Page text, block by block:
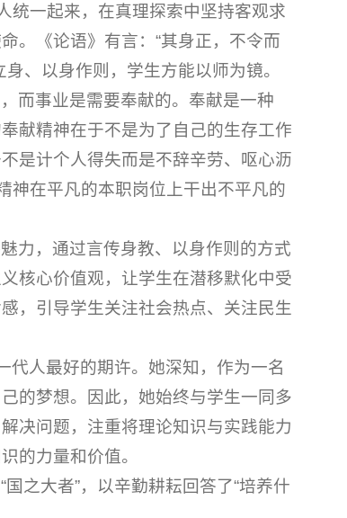
统一起来，在真理探索中坚持客观求
。《论语》有言：“其身正，不令而
、以身作则，学生方能以师为镜。
而事业是需要奉献的。奉献是一种
献精神在于不是为了自己的生存工作
是计个人得失而是不辞辛劳、呕心沥
神在平凡的本职岗位上干出不平凡的
力，通过言传身教、以身作则的方式
核心价值观，让学生在潜移默化中受
，引导学生关注社会热点、关注民生
代人最好的期许。她深知，作为一名
的梦想。因此，她始终与学生一同多
决问题，注重将理论知识与实践能力
的力量和价值。
之大者”，以辛勤耕耘回答了“培养什